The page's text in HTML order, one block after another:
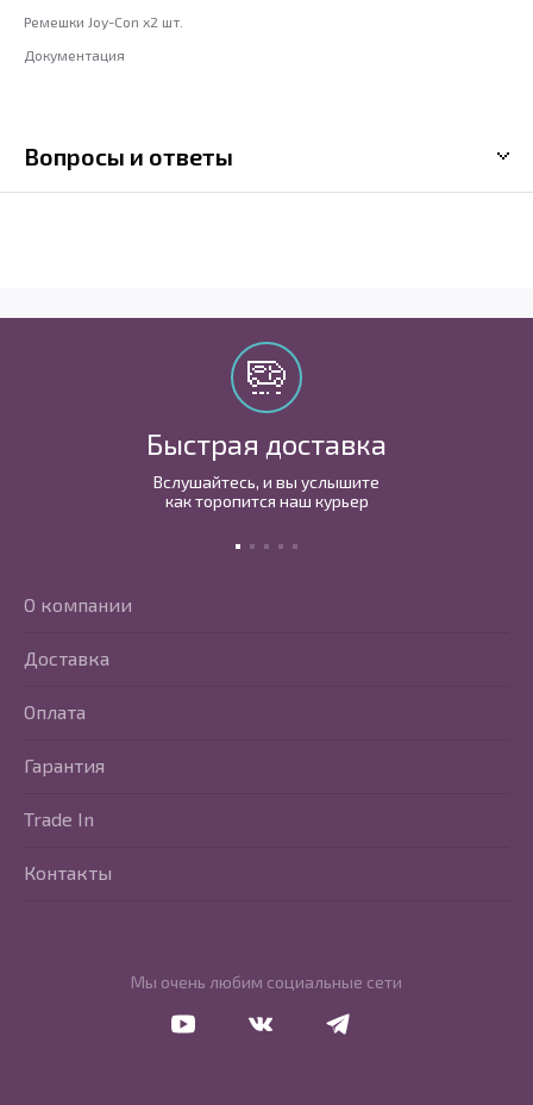
Ремешки Joy-Con x2 шт.
Документация
Вопросы и ответы
Быстрая доставка
Вслушайтесь, и вы услышите
как торопится наш курьер
Мы очень любим социальные сети
О компании
Доставка
Оплата
Гарантия
Trade In
Контакты